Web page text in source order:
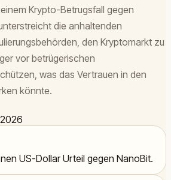
Krypto-Betrugsfall gegen
die anhaltenden
den Kryptomarkt zu
vor betrügerischen
was das Vertrauen in den
könnte.
US-Dollar Urteil gegen NanoBit.